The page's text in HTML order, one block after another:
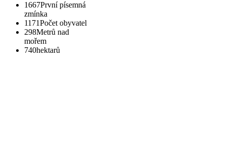
1667První písemná
zmínka
1171Počet obyvatel
298Metrů nad
mořem
740hektarů